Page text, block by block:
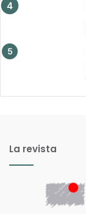
La revista